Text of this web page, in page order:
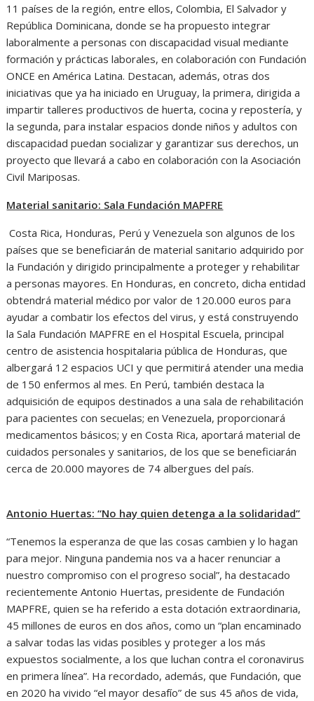
11 países de la región, entre ellos, Colombia, El Salvador y
República Dominicana, donde se ha propuesto integrar
laboralmente a personas con discapacidad visual mediante
formación y prácticas laborales, en colaboración con Fundación
ONCE en América Latina. Destacan, además, otras dos
iniciativas que ya ha iniciado en Uruguay, la primera, dirigida a
impartir talleres productivos de huerta, cocina y repostería, y
la segunda, para instalar espacios donde niños y adultos con
discapacidad puedan socializar y garantizar sus derechos, un
proyecto que llevará a cabo en colaboración con la Asociación
Civil Mariposas.
Material sanitario: Sala Fundación MAPFRE
Costa Rica, Honduras, Perú y Venezuela son algunos de los
países que se beneficiarán de material sanitario adquirido por
la Fundación y dirigido principalmente a proteger y rehabilitar
a personas mayores. En Honduras, en concreto, dicha entidad
obtendrá material médico por valor de 120.000 euros para
ayudar a combatir los efectos del virus, y está construyendo
la Sala Fundación MAPFRE en el Hospital Escuela, principal
centro de asistencia hospitalaria pública de Honduras, que
albergará 12 espacios UCI y que permitirá atender una media
de 150 enfermos al mes. En Perú, también destaca la
adquisición de equipos destinados a una sala de rehabilitación
para pacientes con secuelas; en Venezuela, proporcionará
medicamentos básicos; y en Costa Rica, aportará material de
cuidados personales y sanitarios, de los que se beneficiarán
cerca de 20.000 mayores de 74 albergues del país.
Antonio Huertas: “No hay quien detenga a la solidaridad”
“Tenemos la esperanza de que las cosas cambien y lo hagan
para mejor. Ninguna pandemia nos va a hacer renunciar a
nuestro compromiso con el progreso social”, ha destacado
recientemente Antonio Huertas, presidente de Fundación
MAPFRE, quien se ha referido a esta dotación extraordinaria,
45 millones de euros en dos años, como un “plan encaminado
a salvar todas las vidas posibles y proteger a los más
expuestos socialmente, a los que luchan contra el coronavirus
en primera línea”. Ha recordado, además, que Fundación, que
en 2020 ha vivido “el mayor desafío” de sus 45 años de vida,